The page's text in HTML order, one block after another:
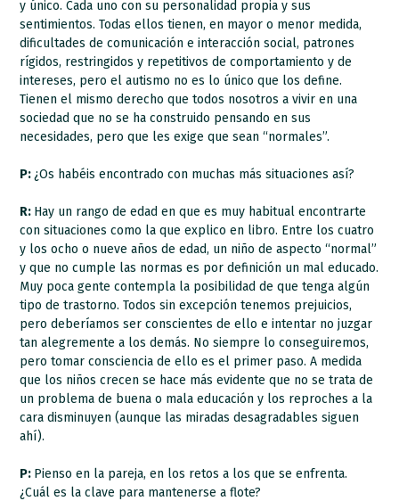
y único. Cada uno con su personalidad propia y sus
sentimientos. Todas ellos tienen, en mayor o menor medida,
dificultades de comunicación e interacción social, patrones
rígidos, restringidos y repetitivos de comportamiento y de
intereses, pero el autismo no es lo único que los define.
Tienen el mismo derecho que todos nosotros a vivir en una
sociedad que no se ha construido pensando en sus
necesidades, pero que les exige que sean “normales”.
P:¿Os habéis encontrado con muchas más situaciones así?
R: Hay un rango de edad en que es muy habitual encontrarte
con situaciones como la que explico en libro. Entre los cuatro
y los ocho o nueve años de edad, un niño de aspecto “normal”
y que no cumple las normas es por definición un mal educado.
Muy poca gente contempla la posibilidad de que tenga algún
tipo de trastorno. Todos sin excepción tenemos prejuicios,
pero deberíamos ser conscientes de ello e intentar no juzgar
tan alegremente a los demás. No siempre lo conseguiremos,
pero tomar consciencia de ello es el primer paso. A medida
que los niños crecen se hace más evidente que no se trata de
un problema de buena o mala educación y los reproches a la
cara disminuyen (aunque las miradas desagradables siguen
ahí).
P: Pienso en la pareja, en los retos a los que se enfrenta.
¿Cuál es la clave para mantenerse a flote?